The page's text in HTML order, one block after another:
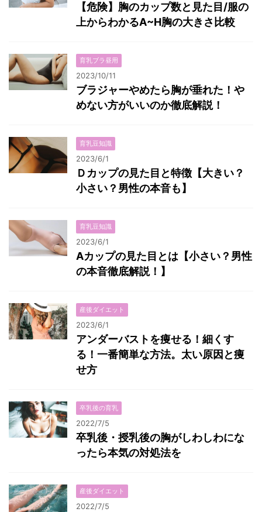
【危険】胸のカップ数と見た目/服の
上からわかるA~H胸の大きさ比較
育乳ブラ昼用
2023/10/11
ブラジャーやめたら胸が垂れた！や
めない方がいいのか徹底解説！
育乳豆知識
2023/6/1
Ｄカップの見た目と特徴【大きい？
小さい？男性の本音も】
育乳豆知識
2023/6/1
Aカップの見た目とは【小さい？男性
の本音徹底解説！】
産後ダイエット
2023/6/1
アンダーバストを痩せる！細くす
る！一番簡単な方法。太い原因と痩
せ方
卒乳後の育乳
2022/7/5
卒乳後・授乳後の胸がしわしわにな
ったら本気の対処法を
産後ダイエット
2022/7/5